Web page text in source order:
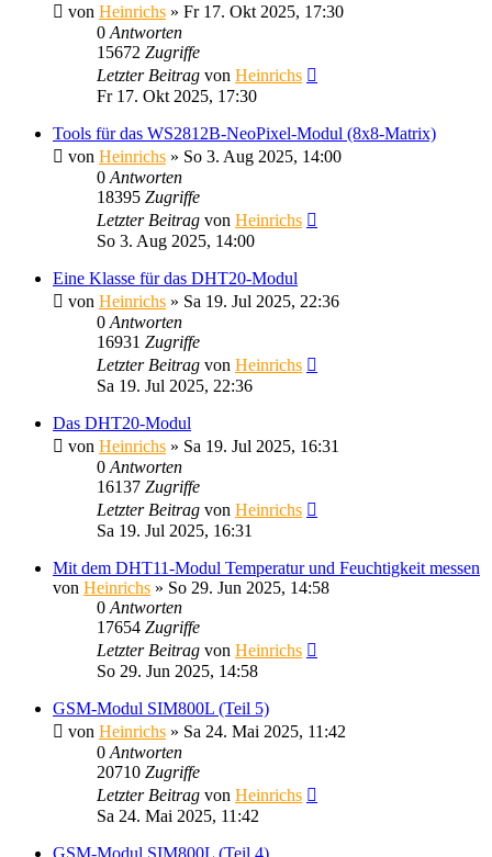
von Heinrichs » Fr 17. Okt 2025, 17:30
0 Antworten
15672 Zugriffe
Letzter Beitrag von Heinrichs
Fr 17. Okt 2025, 17:30
Tools für das WS2812B-NeoPixel-Modul (8x8-Matrix)
von Heinrichs » So 3. Aug 2025, 14:00
0 Antworten
18395 Zugriffe
Letzter Beitrag von Heinrichs
So 3. Aug 2025, 14:00
Eine Klasse für das DHT20-Modul
von Heinrichs » Sa 19. Jul 2025, 22:36
0 Antworten
16931 Zugriffe
Letzter Beitrag von Heinrichs
Sa 19. Jul 2025, 22:36
Das DHT20-Modul
von Heinrichs » Sa 19. Jul 2025, 16:31
0 Antworten
16137 Zugriffe
Letzter Beitrag von Heinrichs
Sa 19. Jul 2025, 16:31
Mit dem DHT11-Modul Temperatur und Feuchtigkeit messen
von Heinrichs » So 29. Jun 2025, 14:58
0 Antworten
17654 Zugriffe
Letzter Beitrag von Heinrichs
So 29. Jun 2025, 14:58
GSM-Modul SIM800L (Teil 5)
von Heinrichs » Sa 24. Mai 2025, 11:42
0 Antworten
20710 Zugriffe
Letzter Beitrag von Heinrichs
Sa 24. Mai 2025, 11:42
GSM-Modul SIM800L (Teil 4)